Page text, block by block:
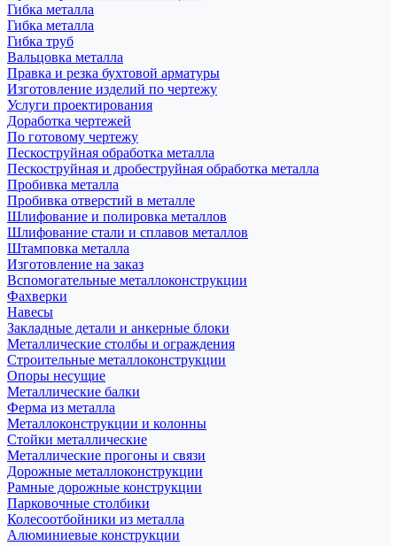
Гибка металла
Гибка металла
Гибка труб
Вальцовка металла
Правка и резка бухтовой арматуры
Изготовление изделий по чертежу
Услуги проектирования
Доработка чертежей
По готовому чертежу
Пескоструйная обработка металла
Пескоструйная и дробеструйная обработка металла
Пробивка металла
Пробивка отверстий в металле
Шлифование и полировка металлов
Шлифование стали и сплавов металлов
Штамповка металла
Изготовление на заказ
Вспомогательные металлоконструкции
Фахверки
Навесы
Закладные детали и анкерные блоки
Металлические столбы и ограждения
Строительные металлоконструкции
Опоры несущие
Металлические балки
Ферма из металла
Металлоконструкции и колонны
Стойки металлические
Металлические прогоны и связи
Дорожные металлоконструкции
Рамные дорожные конструкции
Парковочные столбики
Колесоотбойники из металла
Алюминиевые конструкции